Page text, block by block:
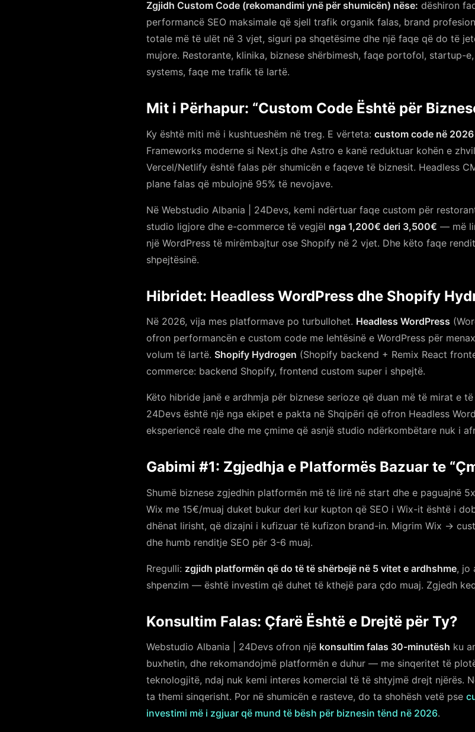
Zgjidh Custom Code (rekomandimi ynë për shumicën) nëse: dëshiron
performancë SEO maksimale që sjell trafik organik falas, brand
totale më të ulët në 3 vjet, siguri pa shqetësime dhe një faqe që do të
mujore. Restorante, klinika, biznese shërbimesh, faqe portofol, startup-
systems, faqe me trafik të lartë.
Mit i Përhapur: “Custom Code Është për
Ky është miti më i kushtueshëm në treg. E vërteta: custom code në
Frameworks moderne si Next.js dhe Astro e kanë reduktuar kohën e
Vercel/Netlify është falas për shumicën e faqeve të biznesit. Headless
plane falas që mbulojnë 95% të nevojave.
Në Webstudio Albania | 24Devs, kemi ndërtuar faqe custom për
studio ligjore dhe e-commerce të vegjël nga 1,200€ deri 3,500€ — më
një WordPress të mirëmbajtur ose Shopify në 2 vjet. Dhe këto faqe
shpejtësinë.
Hibridet: Headless WordPress dhe Shopify
Në 2026, vija mes platformave po turbullohet. Headless WordPress
ofron performancën e custom code me lehtësinë e WordPress për
volum të lartë. Shopify Hydrogen (Shopify backend + Remix React
commerce: backend Shopify, frontend custom super i shpejtë.
Këto hibride janë e ardhmja për biznese serioze që duan më të mirat e
24Devs është një nga ekipet e pakta në Shqipëri që ofron Headless
eksperiencë reale dhe me çmime që asnjë studio ndërkombëtare nuk i
Gabimi #1: Zgjedhja e Platformës Bazuar te
Shumë biznese zgjedhin platformën më të lirë në start dhe e paguajnë
Wix me 15€/muaj duket bukur deri kur kupton që SEO i Wix-it është i
dhënat lirisht, që dizajni i kufizuar të kufizon brand-in. Migrim Wix →
dhe humb renditje SEO për 3-6 muaj.
Rregulli: zgjidh platformën që do të të shërbejë në 5 vitet e ardhshme, jo
shpenzim — është investim që duhet të kthejë para çdo muaj. Zgjedh
Konsultim Falas: Çfarë Është e Drejtë për Ty?
Webstudio Albania | 24Devs ofron një konsultim falas 30-minutësh ku
buxhetin, dhe rekomandojmë platformën e duhur — me sinqeritet të
teknologjitë, ndaj nuk kemi interes komercial të të shtyjmë drejt njërës.
ta themi sinqerisht. Por në shumicën e rasteve, do ta shohësh vetë pse
investimi më i zgjuar që mund të bësh për biznesin tënd në 2026.